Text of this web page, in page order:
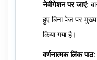
नेवीगेशन पर जाएं:
हुए बिना पेज पर
किया गया है।
वर्णनात्मक लिंक पाठ: